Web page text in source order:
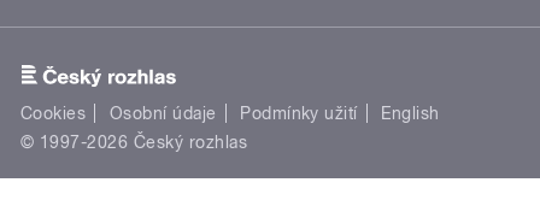
Cookies Osobní údaje Podmínky užití
English
© 1997-2026 Český rozhlas